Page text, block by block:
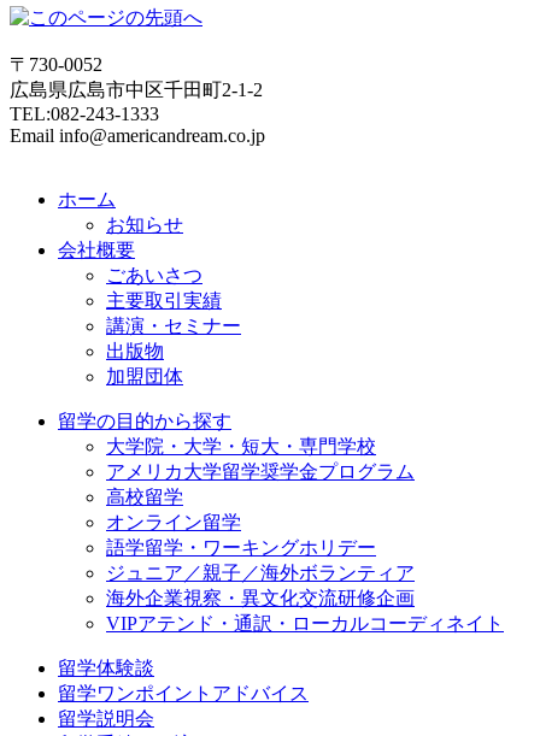
〒730-0052
広島県広島市中区千田町2-1-2
TEL:082-243-1333
Email info@americandream.co.jp
ホーム
お知らせ
会社概要
ごあいさつ
主要取引実績
講演・セミナー
出版物
加盟団体
留学の目的から探す
大学院・大学・短大・専門学校
アメリカ大学留学奨学金プログラム
高校留学
オンライン留学
語学留学・ワーキングホリデー
ジュニア／親子／海外ボランティア
海外企業視察・異文化交流研修企画
VIPアテンド・通訳・ローカルコーディネイト
留学体験談
留学ワンポイントアドバイス
留学説明会